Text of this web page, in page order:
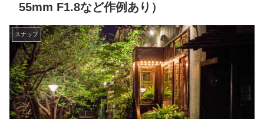
55mm F1.8など作例あり）
スナップ